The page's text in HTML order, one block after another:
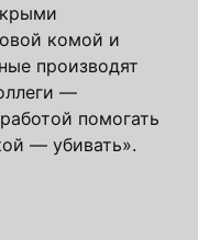
комой и
производят
—
помогать
— убивать».